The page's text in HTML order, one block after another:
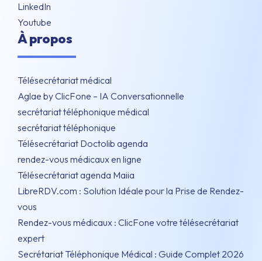
LinkedIn
Youtube
À propos
Télésecrétariat médical
Aglae by ClicFone – IA Conversationnelle
secrétariat téléphonique médical
secrétariat téléphonique
Télésecrétariat Doctolib agenda
rendez-vous médicaux en ligne
Télésecrétariat agenda Maiia
LibreRDV.com : Solution Idéale pour la Prise de Rendez-
vous
Rendez-vous médicaux : ClicFone votre télésecrétariat
expert
Secrétariat Téléphonique Médical : Guide Complet 2026